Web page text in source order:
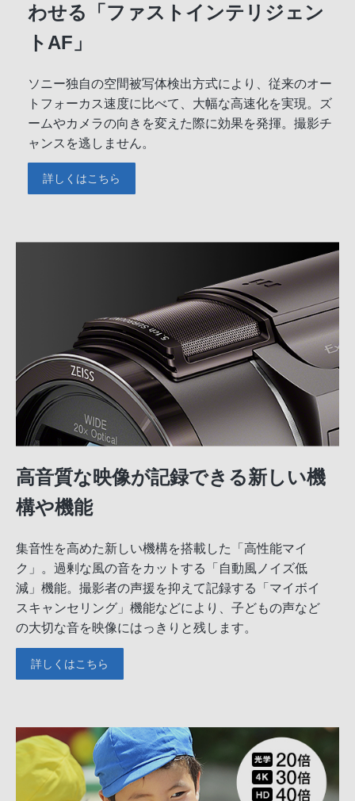
わせる「ファストインテリジェン
トAF」
ソニー独自の空間被写体検出方式により、従来のオー
トフォーカス速度に比べて、大幅な高速化を実現。ズ
ームやカメラの向きを変えた際に効果を発揮。撮影チ
ャンスを逃しません。
詳しくはこちら
高音質な映像が記録できる新しい機
構や機能
集音性を高めた新しい機構を搭載した「高性能マイ
ク」。過剰な風の音をカットする「自動風ノイズ低
減」機能。撮影者の声援を抑えて記録する「マイボイ
スキャンセリング」機能などにより、子どもの声など
の大切な音を映像にはっきりと残します。
詳しくはこちら